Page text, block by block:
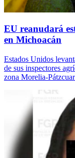
EU reanudará
en Michoacán
Estados Unidos
de sus inspectores
zona Morelia-